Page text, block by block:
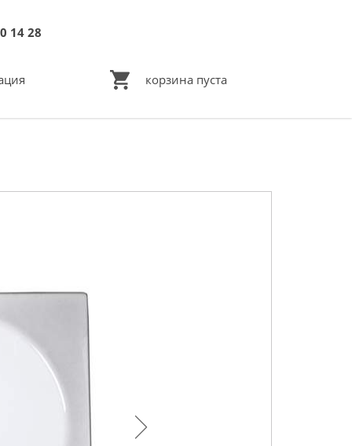
14 28
корзина пуста